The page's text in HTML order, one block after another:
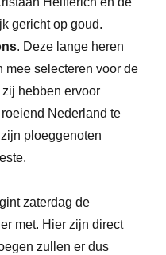
gericht op goud.
. Deze lange heren
mee selecteren voor de
hebben ervoor
Nederland te
ploeggenoten
zaterdag de
met. Hier zijn direct
zullen er dus